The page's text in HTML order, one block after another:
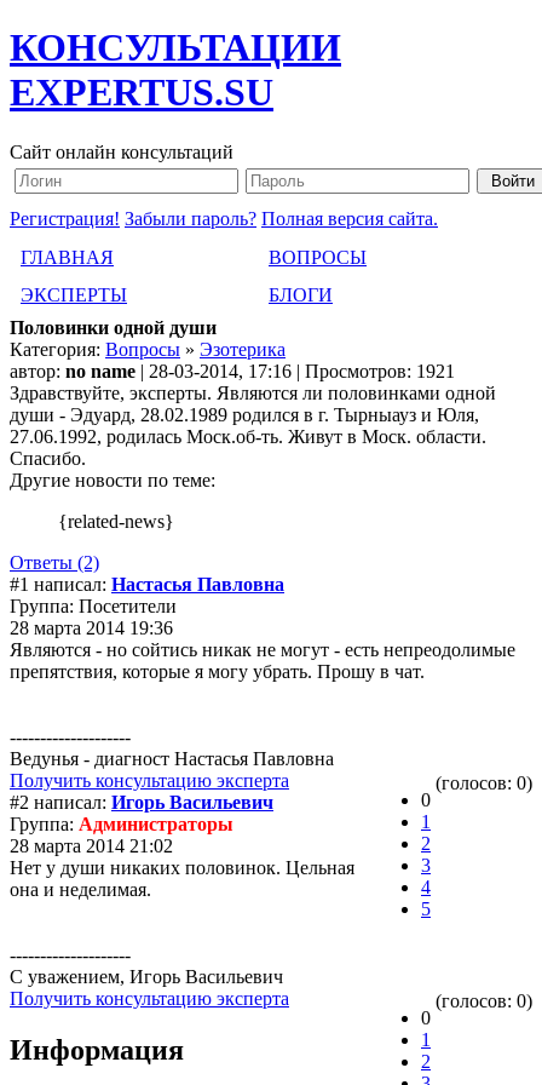
КОНСУЛЬТАЦИИ
EXPERTUS.SU
Сайт онлайн консультаций
Регистрация! Забыли пароль? Полная версия сайта.
ГЛАВНАЯ
ВОПРОСЫ
ЭКСПЕРТЫ
БЛОГИ
Половинки одной души
Категория: Вопросы » Эзотерика
автор: no name | 28-03-2014, 17:16 | Просмотров: 1921
Здравствуйте, эксперты. Являются ли половинками одной
души - Эдуард, 28.02.1989 родился в г. Тырныауз и Юля,
27.06.1992, родилась Моск.об-ть. Живут в Моск. области.
Спасибо.
Другие новости по теме:
{related-news}
Ответы (2)
#1 написал: Настасья Павловна
Группа: Посетители
28 марта 2014 19:36
Являются - но сойтись никак не могут - есть непреодолимые
препятствия, которые я могу убрать. Прошу в чат.
--------------------
Ведунья - диагност Настасья Павловна
Получить консультацию эксперта
0
1
2
3
4
5
(голосов: 0)
#2 написал: Игорь Васильевич
Группа: Администраторы
28 марта 2014 21:02
Нет у души никаких половинок. Цельная
она и неделимая.
--------------------
С уважением, Игорь Васильевич
Получить консультацию эксперта
0
1
2
(голосов: 0)
Информация